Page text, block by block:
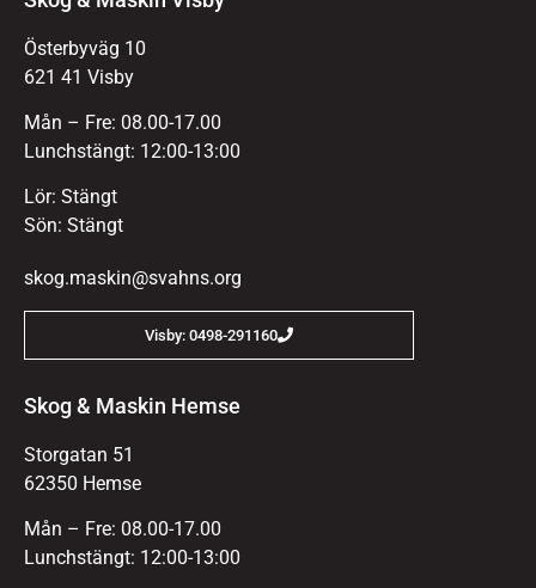
Österbyväg 10
621 41 Visby
Mån – Fre: 08.00-17.00
Lunchstängt: 12:00-13:00
Lör: Stängt
Sön: Stängt
skog.maskin@svahns.org
Visby: 0498-291160
Skog & Maskin Hemse
Storgatan 51
62350 Hemse
Mån – Fre: 08.00-17.00
Lunchstängt: 12:00-13:00